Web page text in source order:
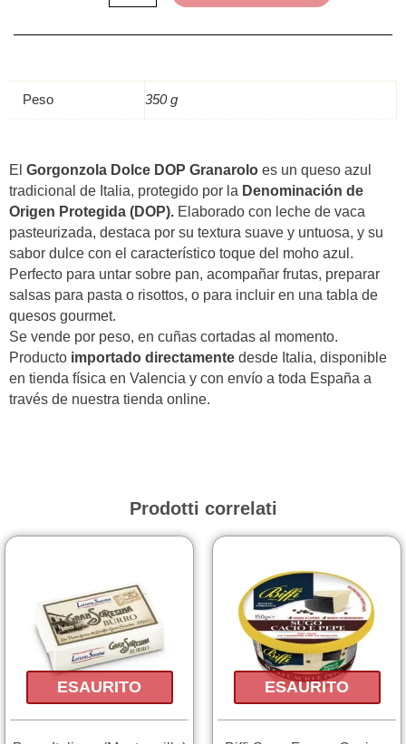
Peso 350 g
El Gorgonzola Dolce DOP Granarolo es un queso azul
tradicional de Italia, protegido por la Denominación de
Origen Protegida (DOP). Elaborado con leche de vaca
pasteurizada, destaca por su textura suave y untuosa, y su
sabor dulce con el característico toque del moho azul.
Perfecto para untar sobre pan, acompañar frutas, preparar
salsas para pasta o risottos, o para incluir en una tabla de
quesos gourmet.
Se vende por peso, en cuñas cortadas al momento.
Producto importado directamente desde Italia, disponible
en tienda física en Valencia y con envío a toda España a
través de nuestra tienda online.
Prodotti correlati
ESAURITO ESAURITO